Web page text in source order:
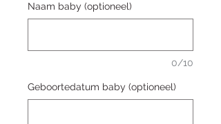
Naam baby (optioneel)
0/10
Geboortedatum baby (optioneel)